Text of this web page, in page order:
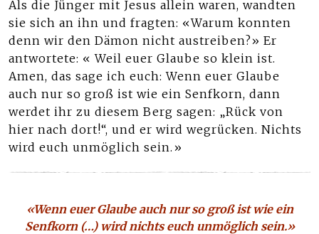
Als die Jünger mit Jesus allein waren, wandten
sie sich an ihn und fragten: «Warum konnten
denn wir den Dämon nicht austreiben?» Er
antwortete: « Weil euer Glaube so klein ist.
Amen, das sage ich euch: Wenn euer Glaube
auch nur so groß ist wie ein Senfkorn, dann
werdet ihr zu diesem Berg sagen: „Rück von
hier nach dort!“, und er wird wegrücken. Nichts
wird euch unmöglich sein.»
«Wenn euer Glaube auch nur so groß ist wie ein
Senfkorn (…) wird nichts euch unmöglich sein.»